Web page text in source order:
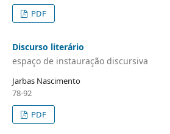
PDF
Discurso literário
espaço de instauração discursiva
Jarbas Nascimento
78-92
PDF